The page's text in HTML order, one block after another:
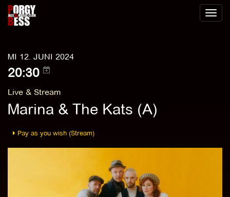
Toggle
MI 12. JUNI 2024
20:30
Live & Stream
Marina & The Kats (A)
Pay as you wish (Stream)